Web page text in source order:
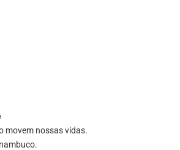
movem nossas vidas.